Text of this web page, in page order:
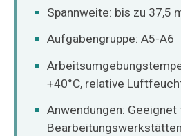
Spannweite: bis zu 37,5
Aufgabengruppe: A5-A6
+40°C, relative
Anwendungen: Geeignet